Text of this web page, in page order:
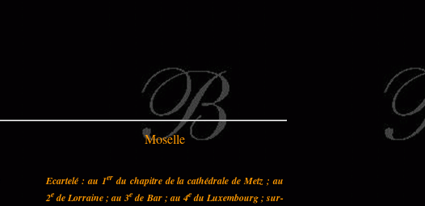
Moselle
Ecartelé : au 1erdu chapitre de la cathédrale de Metz ; au
2ede Lorraine ; au 3ede Bar ; au 4edu Luxembourg ; sur-